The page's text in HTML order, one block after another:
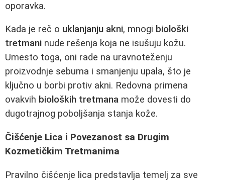
oporavka.
Kada je reč o uklanjanju akni, mnogi biološki
tretmani nude rešenja koja ne isušuju kožu.
Umesto toga, oni rade na uravnoteženju
proizvodnje sebuma i smanjenju upala, što je
ključno u borbi protiv akni. Redovna primena
ovakvih bioloških tretmana može dovesti do
dugotrajnog poboljšanja stanja kože.
Čišćenje Lica i Povezanost sa Drugim
Kozmetičkim Tretmanima
Pravilno čišćenje lica predstavlja temelj za sve